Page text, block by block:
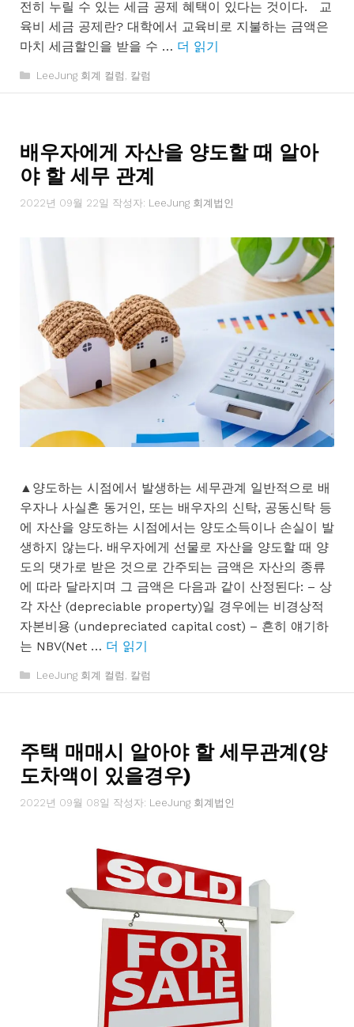
전히 누릴 수 있는 세금 공제 혜택이 있다는 것이다. 교
육비 세금 공제란? 대학에서 교육비로 지불하는 금액은
마치 세금할인을 받을 수 … 더 읽기
카
LeeJung 회계 컬럼 , 칼럼
배우자에게 자산을 양도할 때 알아
야 할 세무 관계
2022년 09월 22일 작성자: LeeJung 회계법인
▲양도하는 시점에서 발생하는 세무관계 일반적으로 배
우자나 사실혼 동거인, 또는 배우자의 신탁, 공동신탁 등
에 자산을 양도하는 시점에서는 양도소득이나 손실이 발
생하지 않는다. 배우자에게 선물로 자산을 양도할 때 양
도의 댓가로 받은 것으로 간주되는 금액은 자산의 종류
에 따라 달라지며 그 금액은 다음과 같이 산정된다: – 상
각 자산 (depreciable property)일 경우에는 비경상적
자본비용 (undepreciated capital cost) – 흔히 얘기하
는 NBV(Net … 더 읽기
카
LeeJung 회계 컬럼 , 칼럼
주택 매매시 알아야 할 세무관계(양
도차액이 있을경우)
2022년 09월 08일 작성자: LeeJung 회계법인